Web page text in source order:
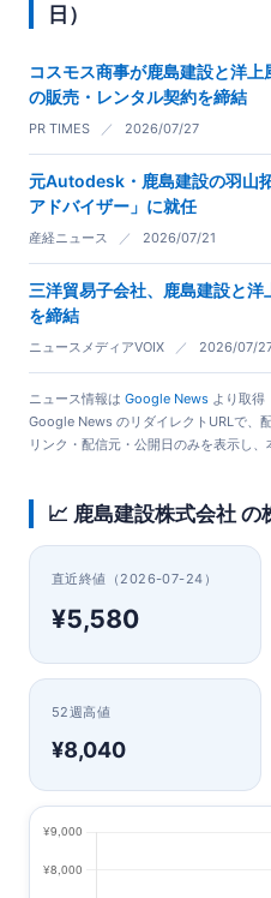
日）
コスモス商事が鹿島建設と洋
の販売・レンタル契約を締結
PR TIMES ／ 2026/07/27
元Autodesk・鹿島建設の羽山
アドバイザー」に就任
産経ニュース ／ 2026/07/21
三洋貿易子会社、鹿島建設と
を締結
ニュースメディアVOIX ／ 2026/07/
ニュース情報は Google News より取
Google News のリダイレクトURLで、
リンク・配信元・公開日のみを表示し
📈 鹿島建設株式会社 の
直近終値（2026-07-24）
¥5,580
52週高値
¥8,040